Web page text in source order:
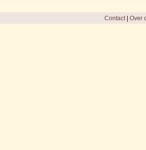
Contact| Over